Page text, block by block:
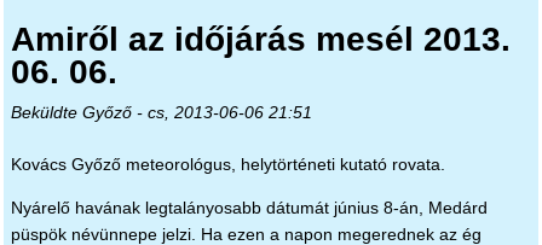
Amiről az időjárás mesél 2013.
06. 06.
Beküldte Győző- cs, 2013-06-06 21:51
Kovács Győző meteorológus, helytörténeti kutató rovata.
Nyárelő havának legtalányosabb dátumát június 8-án, Medárd
püspök névünnepe jelzi. Ha ezen a napon megerednek az ég